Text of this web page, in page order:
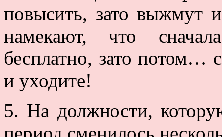
повысить, зато выжмут
намекают, что
бесплатно, зато потом…
и уходите!
5. На должности,
период сменилось